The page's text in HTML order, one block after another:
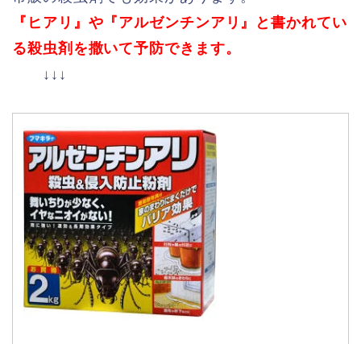
『ヒアリ』や『アルゼンチンアリ』と書かれてい
る殺虫剤を撒いて予防できます。
↓↓↓